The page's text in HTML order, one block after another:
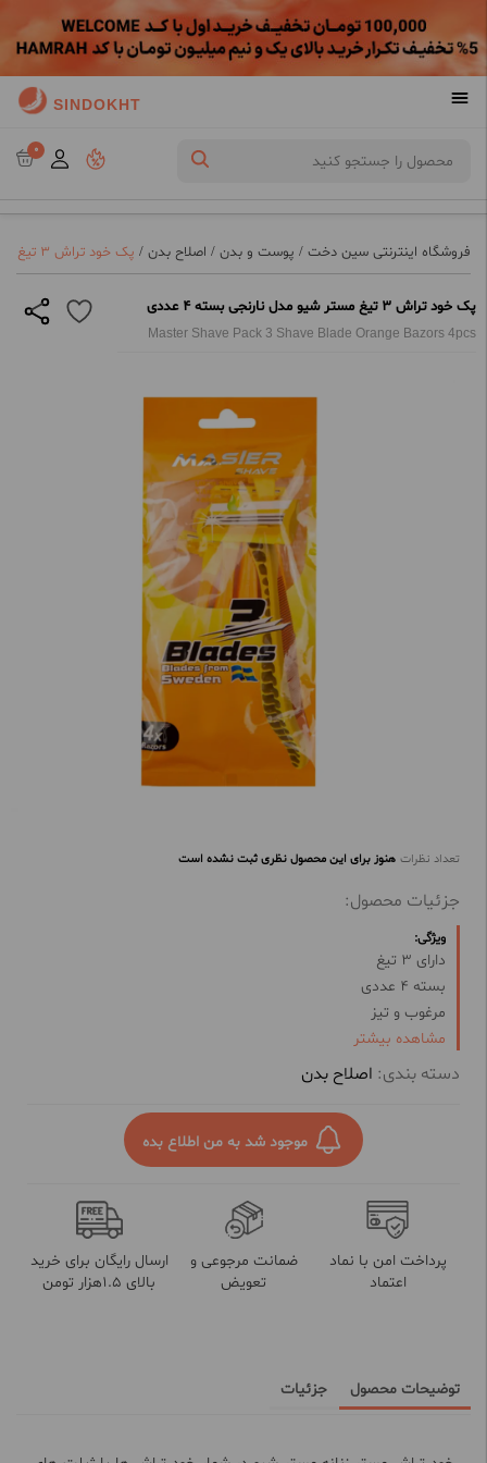
SINDOKHT
0
فروشگاه اینترنتی سین دخت / پوست و بدن / اصلاح بدن / پک خود تراش 3 تیغ مستر شیو مدل نارنجی بسته 4 عددی
پک خود تراش 3 تیغ مستر شیو مدل نارنجی بسته 4 عددی
Master Shave Pack 3 Shave Blade Orange Bazors 4pcs
تعداد نظرات هنوز برای این محصول نظری ثبت نشده است
جزئیات محصول:
ویژگی:
دارای 3 تیغ
بسته 4 عددی
مرغوب و تیز
با تیغه استیل ضد زنگ
همراه با نوار ژل
مشاهده بیشتر
دسته بندی: اصلاح بدن
موجود شد به من اطلاع بده
پرداخت امن با نماد
اعتماد
ضمانت مرجوعی و
تعویض
ارسال رایگان برای خرید
بالای 1.5هزار تومن
توضیحات محصول جزئیات